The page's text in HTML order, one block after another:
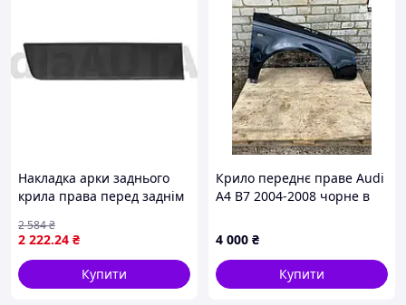
Накладка арки заднього
крила права перед заднім
2014, база 4035 мм
2 222.24 ₴
2 584₴
Купити
Крило переднє праве Audi
A4 B7 2004-2008 чорне в
4 000 ₴
Купити